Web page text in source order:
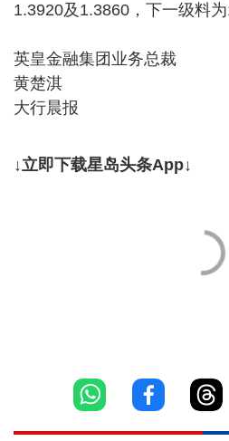
1.3920及1.3860，下一级料为
英皇金融集团业务总裁
黄楚淇
大行晨报
↓立即下载星岛头条App↓